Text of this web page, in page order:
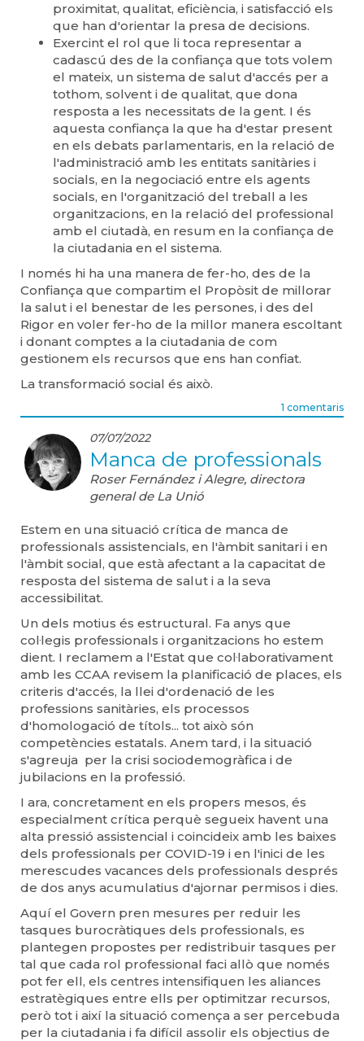
proximitat, qualitat, eficiència, i satisfacció els
que han d'orientar la presa de decisions.
Exercint el rol que li toca representar a
cadascú des de la confiança que tots volem
el mateix, un sistema de salut d'accés per a
tothom, solvent i de qualitat, que dona
resposta a les necessitats de la gent. I és
aquesta confiança la que ha d'estar present
en els debats parlamentaris, en la relació de
l'administració amb les entitats sanitàries i
socials, en la negociació entre els agents
socials, en l'organització del treball a les
organitzacions, en la relació del professional
amb el ciutadà, en resum en la confiança de
la ciutadania en el sistema.
I només hi ha una manera de fer-ho, des de la
Confiança que compartim el Propòsit de millorar
la salut i el benestar de les persones, i des del
Rigor en voler fer-ho de la millor manera escoltant
i donant comptes a la ciutadania de com
gestionem els recursos que ens han confiat.
La transformació social és això.
1 comentaris
07/07/2022
Manca de professionals
Roser Fernández i Alegre, directora
general de La Unió
Estem en una situació crítica de manca de
professionals assistencials, en l'àmbit sanitari i en
l'àmbit social, que està afectant a la capacitat de
resposta del sistema de salut i a la seva
accessibilitat.
Un dels motius és estructural. Fa anys que
col·legis professionals i organitzacions ho estem
dient. I reclamem a l'Estat que col·laborativament
amb les CCAA revisem la planificació de places, els
criteris d'accés, la llei d'ordenació de les
professions sanitàries, els processos
d'homologació de títols... tot això són
competències estatals. Anem tard, i la situació
s'agreuja per la crisi sociodemogràfica i de
jubilacions en la professió.
I ara, concretament en els propers mesos, és
especialment crítica perquè segueix havent una
alta pressió assistencial i coincideix amb les baixes
dels professionals per COVID-19 i en l'inici de les
merescudes vacances dels professionals després
de dos anys acumulatius d'ajornar permisos i dies.
Aquí el Govern pren mesures per reduir les
tasques burocràtiques dels professionals, es
plantegen propostes per redistribuir tasques per
tal que cada rol professional faci allò que només
pot fer ell, els centres intensifiquen les aliances
estratègiques entre ells per optimitzar recursos,
però tot i així la situació comença a ser percebuda
per la ciutadania i fa difícil assolir els objectius de